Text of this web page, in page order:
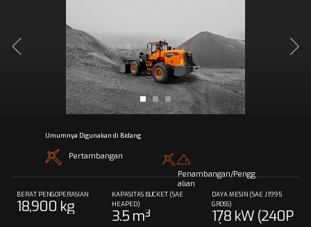
Umumnya Digunakan di Bidang
Pertambangan
Penambangan/Pengg
alian
BERAT PENGOPERASIAN
18,900 kg
KAPASITAS BUCKET (SAE
HEAPED)
3.5 m³
DAYA MESIN (SAE J1995
GROSS)
178 kW (240P